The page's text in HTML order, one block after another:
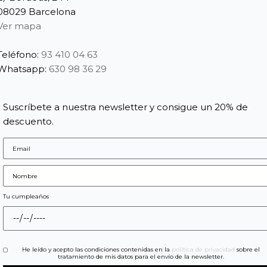
Barcelona
mapa
93 410 04 63
630 98 36 29
Suscríbete a nuestra newsletter y consigue un 20% de
descuento.
Tu cumpleaños
He leído y acepto las condiciones contenidas en la política de privacidad sobre el
tratamiento de mis datos para el envío de la newsletter.